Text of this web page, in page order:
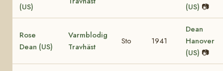
(US)
(US) 📷
Rose
Dean (US)
Varmblodig
Travhäst
Sto 1941
Dean
Hanover
(US) 📷